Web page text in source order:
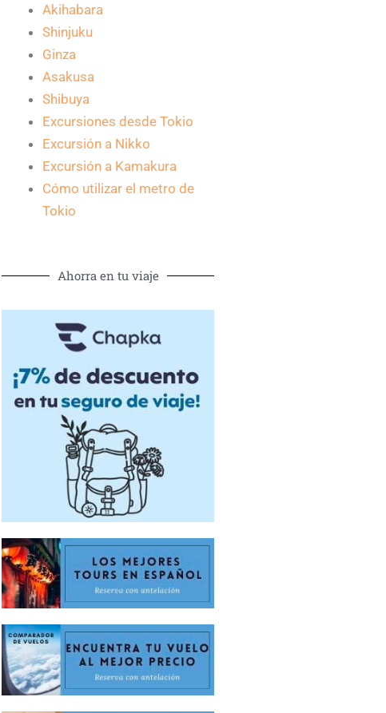
Akihabara
Shinjuku
Ginza
Asakusa
Shibuya
Excursiones desde Tokio
Excursión a Nikko
Excursión a Kamakura
Cómo utilizar el metro de
Tokio
Ahorra en tu viaje